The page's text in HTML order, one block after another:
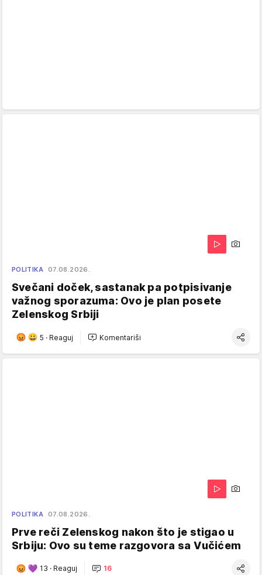
POLITIKA 07.08.2026.
Svečani doček, sastanak pa potpisivanje
važnog sporazuma: Ovo je plan posete
Zelenskog Srbiji
5 · Reaguj Komentariši
POLITIKA 07.08.2026.
Prve reči Zelenskog nakon što je stigao u
Srbiju: Ovo su teme razgovora sa Vučićem
13 · Reaguj 16